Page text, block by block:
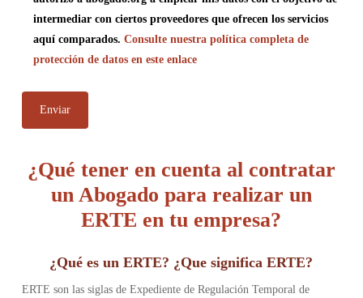
intermediar con ciertos proveedores que ofrecen los servicios
aquí comparados. Consulte nuestra política completa de
protección de datos en este enlace
¿Qué tener en cuenta al contratar
un Abogado para realizar un
ERTE en tu empresa?
¿Qué es un ERTE? ¿Que significa ERTE?
ERTE son las siglas de Expediente de Regulación Temporal de